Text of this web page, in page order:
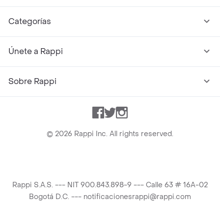
Categorías
Únete a Rappi
Sobre Rappi
Facebook
TwitterInstagram
© 2026 Rappi Inc. All rights reserved.
Rappi S.A.S. --- NIT 900.843.898-9 --- Calle 63 # 16A-02
Bogotá D.C. --- notificacionesrappi@rappi.com